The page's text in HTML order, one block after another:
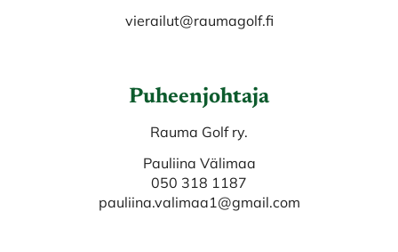
vierailut@raumagolf.fi
Puheenjohtaja
Rauma Golf ry.
Pauliina Välimaa
050 318 1187
pauliina.valimaa1@gmail.com